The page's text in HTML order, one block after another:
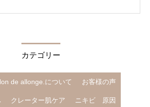
カテゴリー
de allonge.について お客様の声
クレーター肌ケア ニキビ 原因